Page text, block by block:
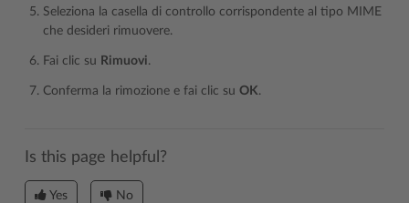
Seleziona la casella di controllo corrispondente al tipo MIME
che desideri rimuovere.
Fai clic su Rimuovi.
Conferma la rimozione e fai clic su OK.
Is this page helpful?
Yes No